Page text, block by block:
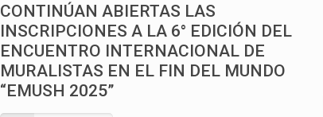
CONTINÚAN ABIERTAS LAS
INSCRIPCIONES A LA 6° EDICIÓN DEL
ENCUENTRO INTERNACIONAL DE
MURALISTAS EN EL FIN DEL MUNDO
“EMUSH 2025”